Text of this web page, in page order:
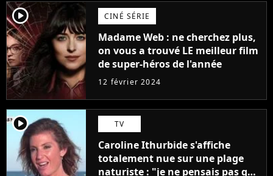
player2 CINÉ SÉRIE
Madame Web : ne cherchez plus,
on vous a trouvé LE meilleur film
de super-héros de l'année
12 février 2024
player2 TV
Caroline Ithurbide s'affiche
totalement nue sur une plage
naturiste : "je ne pensais pas que